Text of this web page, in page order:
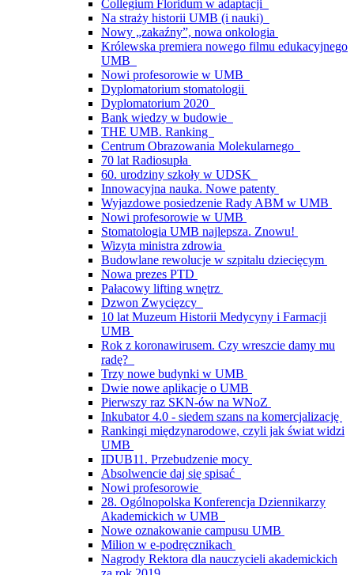
Collegium Floridum w adaptacji
Na straży historii UMB (i nauki)
Nowy „zakaźny”, nowa onkologia
Królewska premiera nowego filmu edukacyjnego
UMB
Nowi profesorowie w UMB
Dyplomatorium stomatologii
Dyplomatorium 2020
Bank wiedzy w budowie
THE UMB. Ranking
Centrum Obrazowania Molekularnego
70 lat Radiosupła
60. urodziny szkoły w UDSK
Innowacyjna nauka. Nowe patenty
Wyjazdowe posiedzenie Rady ABM w UMB
Nowi profesorowie w UMB
Stomatologia UMB najlepsza. Znowu!
Wizyta ministra zdrowia
Budowlane rewolucje w szpitalu dziecięcym
Nowa prezes PTD
Pałacowy lifting wnętrz
Dzwon Zwycięzcy
10 lat Muzeum Historii Medycyny i Farmacji
UMB
Rok z koronawirusem. Czy wreszcie damy mu
radę?
Trzy nowe budynki w UMB
Dwie nowe aplikacje o UMB
Pierwszy raz SKN-ów na WNoZ
Inkubator 4.0 - siedem szans na komercjalizację
Rankingi międzynarodowe, czyli jak świat widzi
UMB
IDUB11. Przebudzenie mocy
Absolwencie daj się spisać
Nowi profesorowie
28. Ogólnopolska Konferencja Dziennikarzy
Akademickich w UMB
Nowe oznakowanie campusu UMB
Milion w e-podręcznikach
Nagrody Rektora dla nauczycieli akademickich